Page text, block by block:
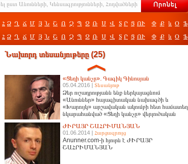
Հ Ձ Ղ Ճ Մ Յ Ն Շ Ո Չ Պ Ջ Ռ Ս Վ Տ Ր Ց ՈՒ Փ Ք և Օ Ֆ
Հ Ձ Ղ Ճ Մ Յ Ն Շ Ո Չ Պ Ջ Ռ Ս Վ Տ Ր Ց ՈՒ Փ Ք և Օ Ֆ
Նախորդ տեսանյութերը (25)
«Ցեղի կանչը». Գագիկ Գինոսյան
05.04.2016 | Տեսանյութ
Ձեր ուշադրությանն ենք ներկայացնում
«Անուններ» հայագիտական նախագծի և
«Խարույկ» արշավական ակումբի հետ համատեղ
նկարահանված «Ցեղի կանչը» վերլուծական
ԺԻՐԱՅՐ ՇԱՀՐԻՄԱՆՅԱՆ
01.06.2014 | Հարցազրույց
Anunner.com-ի հյուրն է ԺԻՐԱՅՐ
ՇԱՀՐԻՄԱՆՅԱՆ